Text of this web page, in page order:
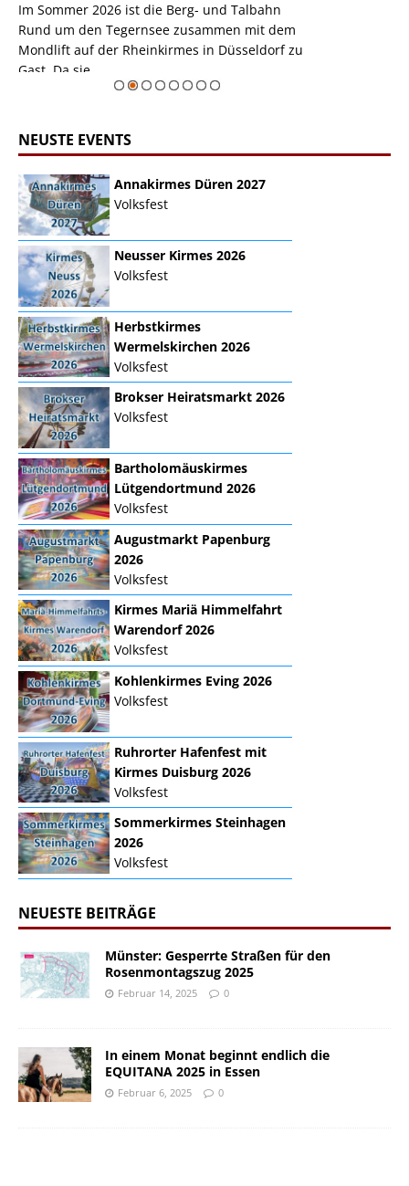
Im Sommer 2026 ist die Berg- und Talbahn
Rund um den Tegernsee zusammen mit dem
Mondlift auf der Rheinkirmes in Düsseldorf zu
Gast. Da sie ...
NEUSTE EVENTS
Annakirmes Düren 2027
Volksfest
Neusser Kirmes 2026
Volksfest
Herbstkirmes
Wermelskirchen 2026
Volksfest
Brokser Heiratsmarkt 2026
Volksfest
Bartholomäuskirmes
Lütgendortmund 2026
Volksfest
Augustmarkt Papenburg
2026
Volksfest
Kirmes Mariä Himmelfahrt
Warendorf 2026
Volksfest
Kohlenkirmes Eving 2026
Volksfest
Ruhrorter Hafenfest mit
Kirmes Duisburg 2026
Volksfest
Sommerkirmes Steinhagen
2026
Volksfest
NEUESTE BEITRÄGE
Münster: Gesperrte Straßen für den
Rosenmontagszug 2025
Februar 14, 2025 0
In einem Monat beginnt endlich die
EQUITANA 2025 in Essen
Februar 6, 2025 0